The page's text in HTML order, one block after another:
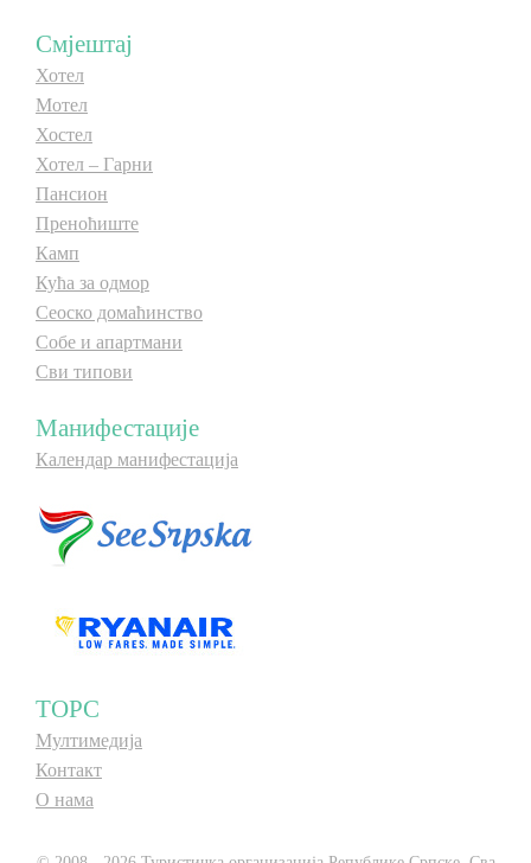
Смјештај
Хотел
Мотел
Хостел
Хотел – Гарни
Пансион
Преноћиште
Камп
Кућа за одмор
Сеоско домаћинство
Собе и апартмани
Сви типови
Манифестације
Календар манифестација
ТОРС
Мултимедија
Контакт
О нама